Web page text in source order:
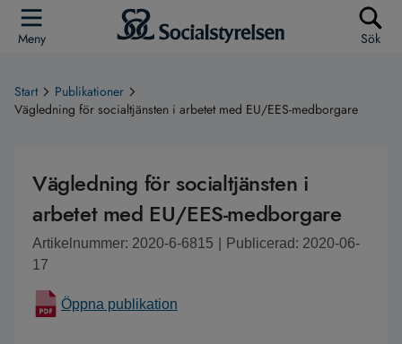
Meny Sök
Start
Publikationer
Vägledning för socialtjänsten i arbetet med EU/EES-medborgare
Vägledning för socialtjänsten i
arbetet med EU/EES-medborgare
Artikelnummer: 2020-6-6815
Publicerad: 2020-06-
17
Öppna publikation